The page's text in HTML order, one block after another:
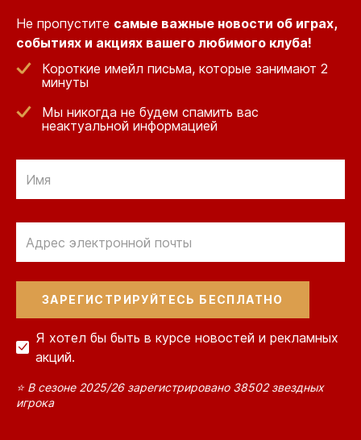
Не пропустите самые важные новости об играх,
событиях и акциях вашего любимого клуба!
Короткие имейл письма, которые занимают 2
минуты
Мы никогда не будем спамить вас
неактуальной информацией
почте
по
электронной
почте
Я хотел бы быть в курсе новостей и рекламных
акций.
⭐ В сезоне 2025/26 зарегистрировано 38502 звездных
игрока